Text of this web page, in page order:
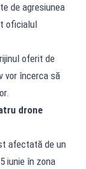
de agresiunea
oficialul
oferit de
vor încerca să
drone
afectată de un
iunie în zona